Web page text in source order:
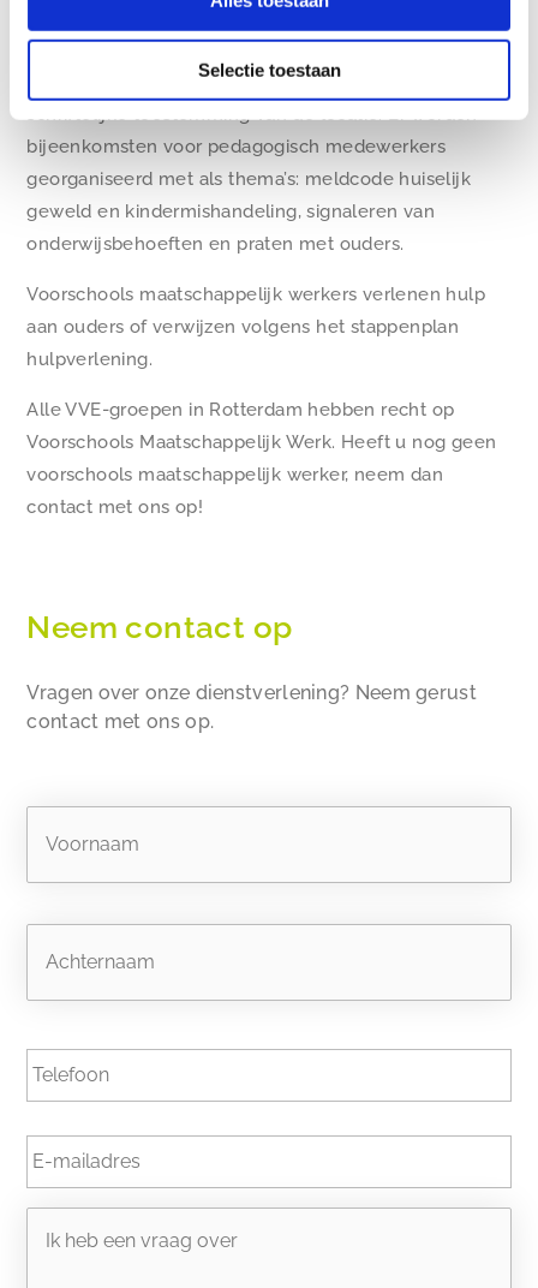
Selectie toestaan
gezinssituatie. Ook wordt er regelmatig een kijkje op
de groepen genomen. Dit gebeurt altijd met
bijeenkomsten voor pedagogisch medewerkers
georganiseerd met als thema’s: meldcode huiselijk
geweld en kindermishandeling, signaleren van
onderwijsbehoeften en praten met ouders.
Voorschools maatschappelijk werkers verlenen hulp
aan ouders of verwijzen volgens het stappenplan
hulpverlening.
Alle VVE-groepen in Rotterdam hebben recht op
Voorschools Maatschappelijk Werk. Heeft u nog geen
voorschools maatschappelijk werker, neem dan
contact met ons op!
Neem contact op
Vragen over onze dienstverlening? Neem gerust
contact met ons op.
Telefoon
E-
mailadres
titel